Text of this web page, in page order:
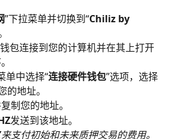
”下拉菜单并切换到“Chiliz by
钱包连接到您的计算机并在其上打开
单中选择“连接硬件钱包”选项，选择
的地址。
制您的地址。
发送到该地址。
支付初始和未来质押交易的费用。